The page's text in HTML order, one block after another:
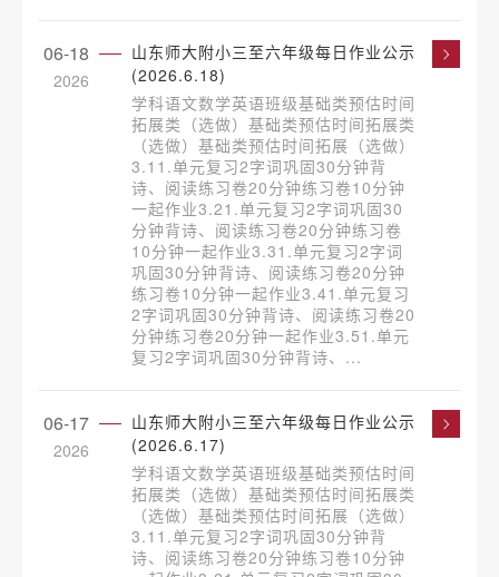
06-18
2026
山东师大附小三至六年级每日作业公示
(2026.6.18)
学科语文数学英语班级基础类预估时间
拓展类（选做）基础类预估时间拓展类
（选做）基础类预估时间拓展（选做）
3.11.单元复习2字词巩固30分钟背
诗、阅读练习卷20分钟练习卷10分钟
一起作业3.21.单元复习2字词巩固30
分钟背诗、阅读练习卷20分钟练习卷
10分钟一起作业3.31.单元复习2字词
巩固30分钟背诗、阅读练习卷20分钟
练习卷10分钟一起作业3.41.单元复习
2字词巩固30分钟背诗、阅读练习卷20
分钟练习卷20分钟一起作业3.51.单元
复习2字词巩固30分钟背诗、...
06-17
2026
山东师大附小三至六年级每日作业公示
(2026.6.17)
学科语文数学英语班级基础类预估时间
拓展类（选做）基础类预估时间拓展类
（选做）基础类预估时间拓展（选做）
3.11.单元复习2字词巩固30分钟背
诗、阅读练习卷20分钟练习卷10分钟